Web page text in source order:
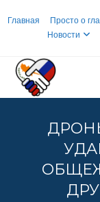
Главная Просто о
Новости